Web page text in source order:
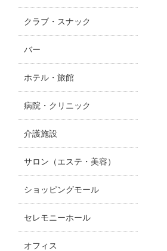
クラブ・スナック
バー
ホテル・旅館
病院・クリニック
介護施設
サロン（エステ・美容）
ショッピングモール
セレモニーホール
オフィス